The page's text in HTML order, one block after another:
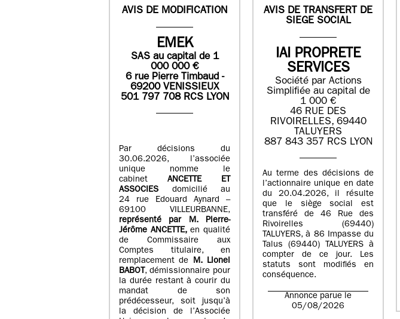
AVIS DE MODIFICATION
EMEK
SASau capital de 1
000 000€
6 rue Pierre Timbaud -
69200 VENISSIEUX
501 797 708 RCS LYON
Par décisions du
30.06.2026, l’associée
unique nomme le
cabinet ANCETTE ET
ASSOCIES
domicilié au
24 rue Edouard Aynard –
69100 VILLEURBANNE,
représenté par M.Pierre-
Jérôme ANCETTE, en qualité
de Commissaire aux
Comptes titulaire, en
remplacement de M.Lionel
BABOT, démissionnaire pour
la durée restant à courir du
mandat de son
prédécesseur, soit jusqu’à
la décision de l’Associée
AVIS DE TRANSFERT DE
SIEGE SOCIAL
IAI PROPRETE
SERVICES
Société par Actions
Simplifiée au capital de
1 000 €
46 RUE DES
RIVOIRELLES, 69440
TALUYERS
887 843 357 RCS LYON
Au terme des décisions de
l’actionnaire unique en date
du 20.04.2026, il résulte
que le siège social est
transféré de 46 Rue des
Rivoirelles (69440)
TALUYERS, à 86 Impasse du
Talus (69440) TALUYERS à
compter de ce jour. Les
statuts sont modifiés en
conséquence.
Annonce parue le
05/08/2026